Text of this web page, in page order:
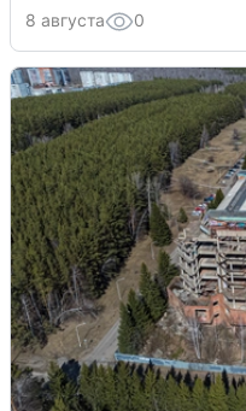
8 августа 0